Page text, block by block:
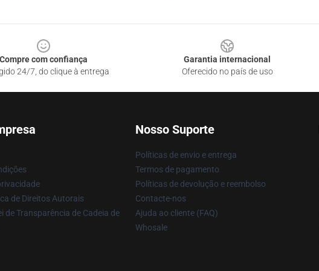
Compre com confiança
24/7, do clique à entrega
Garantia internacional
Oferecido no país de uso
de Direitos Autorais
de Transparência de Cadeia de
Nosso Suporte
Políticas de envio e entrega
Termos de pagamento
Políticas de devolução e reembolso
Contacte-nos
Ajuda ao cliente (FAQ)
Whosale